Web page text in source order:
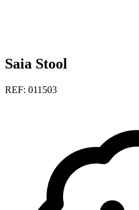
Saia Stool
REF: 011503